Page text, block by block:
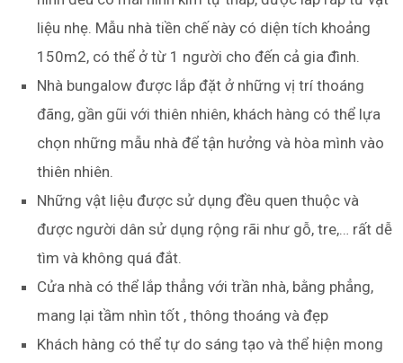
liệu nhẹ. Mẫu nhà tiền chế này có diện tích khoảng
150m2, có thể ở từ 1 người cho đến cả gia đình.
Nhà bungalow được lắp đặt ở những vị trí thoáng
đãng, gần gũi với thiên nhiên, khách hàng có thể lựa
chọn những mẫu nhà để tận hưởng và hòa mình vào
thiên nhiên.
Những vật liệu được sử dụng đều quen thuộc và
được người dân sử dụng rộng rãi như gỗ, tre,… rất dễ
tìm và không quá đắt.
Cửa nhà có thể lắp thẳng với trần nhà, bằng phẳng,
mang lại tầm nhìn tốt , thông thoáng và đẹp
Khách hàng có thể tự do sáng tạo và thể hiện mong